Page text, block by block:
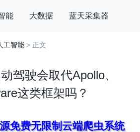
能 大数据 蓝天采集器
工智能 > 正文
驾驶会取代Apollo、
这类框架吗？
免费无限制云端爬虫系统